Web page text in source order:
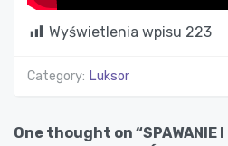
Wyświetlenia wpisu 223
Category: Luksor
One thought on “SPAWANIE I